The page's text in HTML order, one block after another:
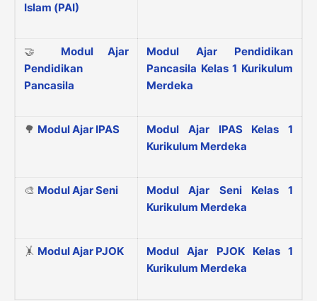
Islam (PAI)
🤝 Modul Ajar
Pendidikan
Pancasila
Modul Ajar Pendidikan
Pancasila Kelas 1 Kurikulum
Merdeka
🌳 Modul Ajar IPAS
Modul Ajar IPAS Kelas 1
Kurikulum Merdeka
🎨 Modul Ajar Seni
Modul Ajar Seni Kelas 1
Kurikulum Merdeka
🤸 Modul Ajar PJOK
Modul Ajar PJOK Kelas 1
Kurikulum Merdeka